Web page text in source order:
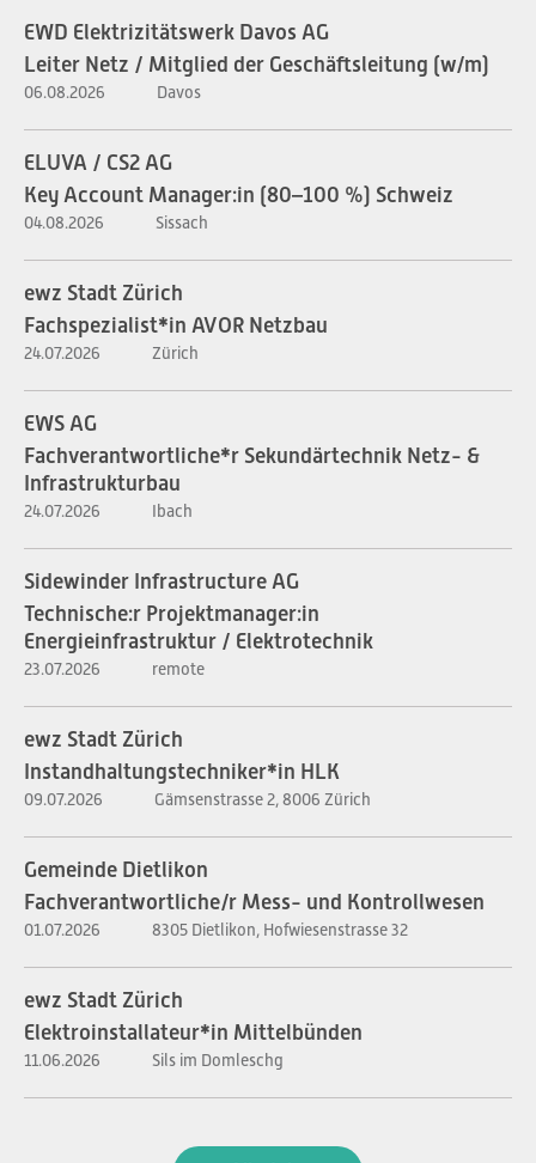
EWD Elektrizitätswerk Davos AG
Leiter Netz / Mitglied der Geschäftsleitung (w/m)
06.08.2026 Davos
ELUVA / CS2 AG
Key Account Manager:in (80–100 %) Schweiz
04.08.2026 Sissach
ewz Stadt Zürich
Fachspezialist*in AVOR Netzbau
24.07.2026 Zürich
EWS AG
Fachverantwortliche*r Sekundärtechnik Netz- &
Infrastrukturbau
24.07.2026 Ibach
Sidewinder Infrastructure AG
Technische:r Projektmanager:in
Energieinfrastruktur / Elektrotechnik
23.07.2026 remote
ewz Stadt Zürich
Instandhaltungstechniker*in HLK
09.07.2026 Gämsenstrasse 2, 8006 Zürich
Gemeinde Dietlikon
Fachverantwortliche/r Mess- und Kontrollwesen
01.07.2026 8305 Dietlikon, Hofwiesenstrasse 32
ewz Stadt Zürich
Elektroinstallateur*in Mittelbünden
11.06.2026 Sils im Domleschg